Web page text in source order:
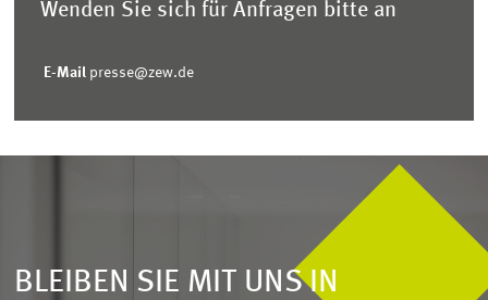
Wenden Sie sich für Anfragen bitte an
E-Mail presse@zew.de
BLEIBEN SIE MIT UNS IN